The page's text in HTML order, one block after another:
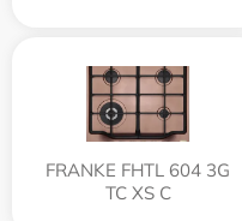
FRANKE FHTL 604 3G
TC XS C